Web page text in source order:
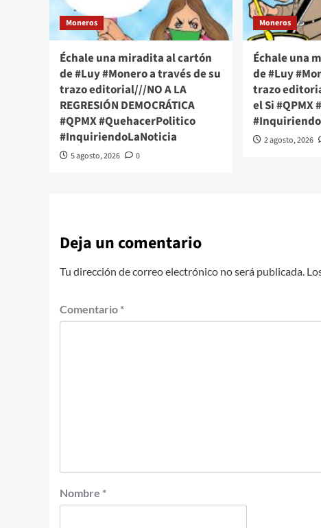
Moneros
Échale una miradita al cartón
de #Luy #Monero a través de su
trazo editorial///NO A LA
REGRESIÓN DEMOCRÁTICA
#QPMX #QuehacerPolitico
#InquiriendoLaNoticia
5 agosto, 2026 0
Moneros
Échale una
de #Luy
trazo
el Si
2 agosto, 2026
Deja un comentario
Tu dirección de correo electrónico no será publicada.
Comentario *
Nombre *